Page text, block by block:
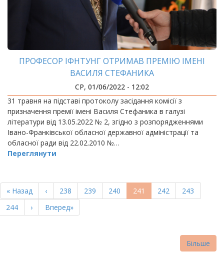
ПРОФЕСОР ІФНТУНГ ОТРИМАВ ПРЕМІЮ ІМЕНІ
ВАСИЛЯ СТЕФАНИКА
СР, 01/06/2022 - 12:02
31 травня на підставі протоколу засідання комісії з
призначення премії імені Василя Стефаника в галузі
літератури від 13.05.2022 № 2, згідно з розпорядженнями
Івано-Франківської обласної державної адміністрації та
обласної ради від 22.02.2010 №…
Переглянути
НА
СТОРІНКИ
Перша
сторінка
« Назад
Попередня
сторінка
‹ Page
238 Page
239 Page
240
Поточна
сторінка
241 Page
242 Page
243
Page
244
Наступна
сторінка
›
Остання
сторінка
Вперед»
Більше